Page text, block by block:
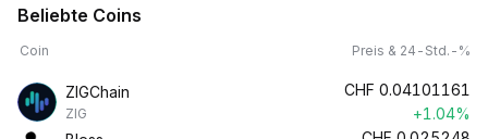
Beliebte Coins
Coin Preis & 24-Std.-%
ZIGChain
ZIG
CHF 0.04101161
+1.04%